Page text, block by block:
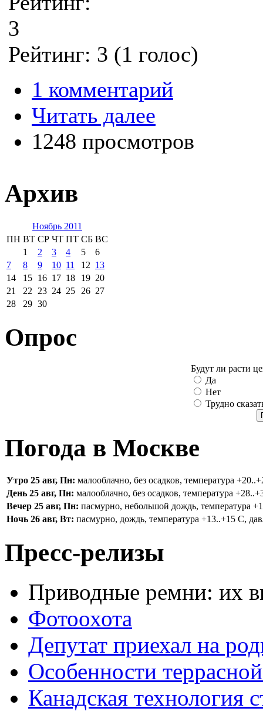
3
Рейтинг: 3 (1 голос)
1 комментарий
Читать далее
1248 просмотров
Архив
Ноябрь 2011
ПН ВТ СР ЧТ ПТ СБ ВС
1
2 3 4 5
6
7
8 9 10 11 12 13
14
15 16 17 18 19 20
21
22 23 24 25 26 27
28
29 30
Опрос
Будут ли расти
Да
Нет
Трудно
Погода в Москве
Утро 25 авг, Пн: малооблачно, без осадков, температура
День 25 авг, Пн: малооблачно, без осадков, температура
Вечер 25 авг, Пн: пасмурно, небольшой дождь, температура
Ночь 26 авг, Вт: пасмурно, дождь, температура +13..+15 С,
Пресс-релизы
Приводные ремни: их
Фотоохота
Депутат приехал на
Особенности
Канадская технология